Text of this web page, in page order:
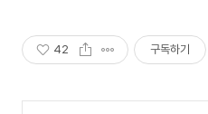
42 구독하기